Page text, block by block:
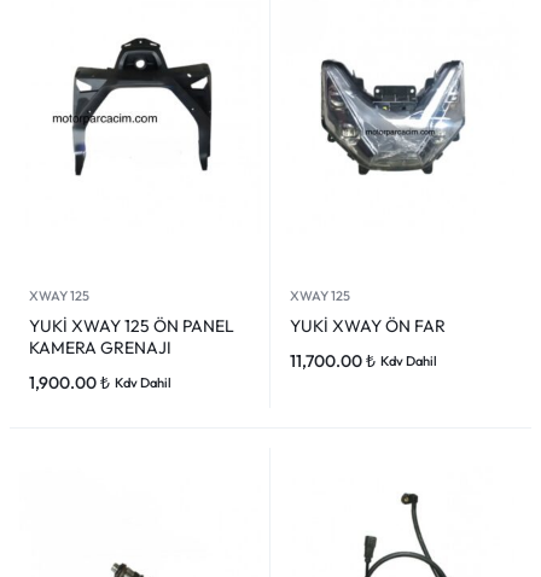
XWAY 125
YUKİ XWAY 125 ÖN PANEL
KAMERA GRENAJI
1,900.00₺ Kdv Dahil
XWAY 125
YUKİ XWAY ÖN FAR
11,700.00₺ Kdv Dahil